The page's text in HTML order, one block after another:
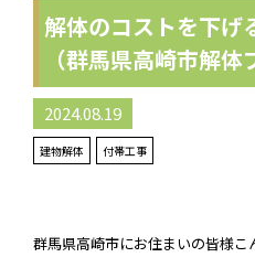
解体のコストを下げ
（群馬県高崎市解体
2024.08.19
建物解体 付帯工事
群馬県高崎市にお住まいの皆様こ